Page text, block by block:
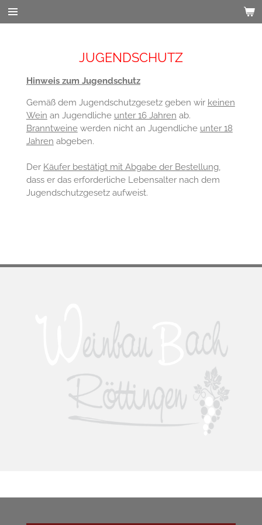
Zum
Hauptinhalt
JUGENDSCHUTZ
Hinweis zum Jugendschutz
Gemäß dem Jugendschutzgesetz geben wir keinen
Wein an Jugendliche unter 16 Jahren ab.
Branntweinewerden nicht an Jugendliche unter 18
Jahren abgeben.
Der Käufer bestätigt mit Abgabe der Bestellung,
dass er das erforderliche Lebensalter nach dem
Jugendschutzgesetz aufweist.